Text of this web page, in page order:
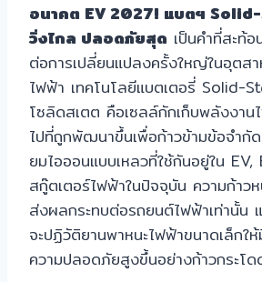
อนาคต EV 2027! แบตฯ
วิ่งไกล ปลอดภัยสุด เป็นคำที่สะท้
ต่อการเปลี่ยนแปลงครั้งใหญ่ในอุตส
ไฟฟ้า เทคโนโลยีแบตเตอรี่ Solid-
โซลิดสเตต คือเซลล์กักเก็บพลังงาน
ไปที่ถูกพัฒนาขึ้นเพื่อก้าวข้ามข้อจำกั
ยมไอออนแบบเหลวที่ใช้กันอยู่ใน
สกู๊ตเตอร์ไฟฟ้าในปัจจุบัน ความก้าว
ส่งผลกระทบต่อรถยนต์ไฟฟ้าเท่านั้น
จะปฏิวัติยานพาหนะไฟฟ้าขนาดเล็กใ
ความปลอดภัยสูงขึ้นอย่างก้าวกระโด